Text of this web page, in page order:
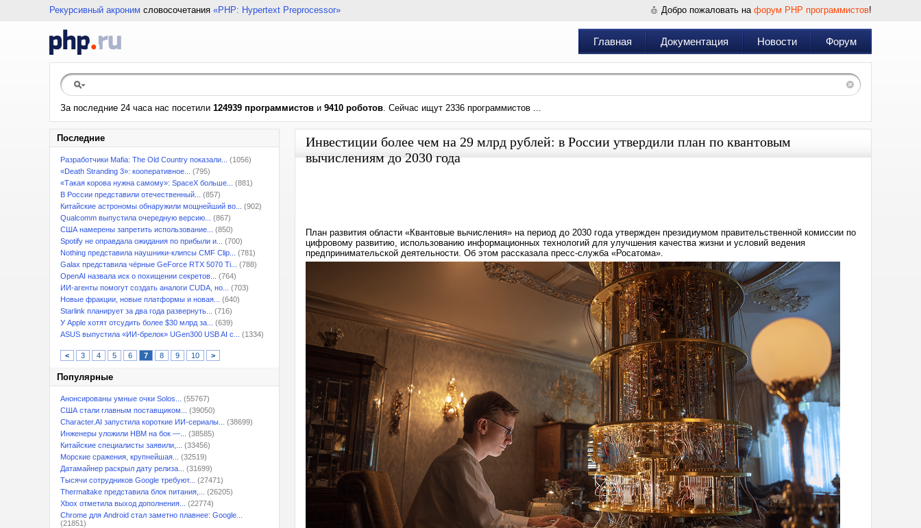
Рекурсивный акроним словосочетания «PHP: Hypertext Preprocessor» Добро пожаловать на форум PHP программистов!
Главная Документация Новости Форум
За последние 24 часа нас посетили 124939 программистов и 9410 роботов. Сейчас ищут 2336 программистов ...
Последние
Разработчики Mafia: The Old Country показали...
(1056)
«Death Stranding 3»: кооперативное...
(795)
«Такая корова нужна самому»: SpaceX больше...
(881)
В России представили отечественный...
(857)
Китайские астрономы обнаружили мощнейший во...
(902)
Qualcomm выпустила очередную версию...
(867)
США намерены запретить использование...
(850)
Spotify не оправдала ожидания по прибыли и...
(700)
Nothing представила наушники-клипсы CMF Clip...
(781)
Galax представила чёрные GeForce RTX 5070 Ti...
(788)
OpenAI назвала иск о похищении секретов...
(764)
ИИ-агенты помогут создать аналоги CUDA, но...
(703)
Новые фракции, новые платформы и новая...
(640)
Starlink планирует за два года развернуть...
(716)
У Apple хотят отсудить более $30 млрд за...
(639)
ASUS выпустила «ИИ-брелок» UGen300 USB AI с...
(1334)
< 3 4 5 6 7 8 9 10 >
Популярные
Анонсированы умные очки Solos...
(55767)
США стали главным поставщиком...
(39050)
Character.AI запустила короткие ИИ-сериалы...
(38699)
Инженеры уложили HBM на бок —...
(38585)
Китайские специалисты заявили,...
(33456)
Морские сражения, крупнейшая...
(32519)
Датамайнер раскрыл дату релиза...
(31699)
Тысячи сотрудников Google требуют...
(27471)
Thermaltake представила блок питания,...
(26205)
Xbox отметила выход дополнения...
(22774)
Chrome для Android стал заметно плавнее: Google...
(21851)
Инвестиции более чем на 29 млрд рублей: в России утвердили план по квантовым
вычислениям до 2030 года
План развития области «Квантовые вычисления» на период до 2030 года утвержден президиумом правительственной комиссии по
цифровому развитию, использованию информационных технологий для улучшения качества жизни и условий ведения
предпринимательской деятельности. Об этом рассказала пресс-служба «Росатома».